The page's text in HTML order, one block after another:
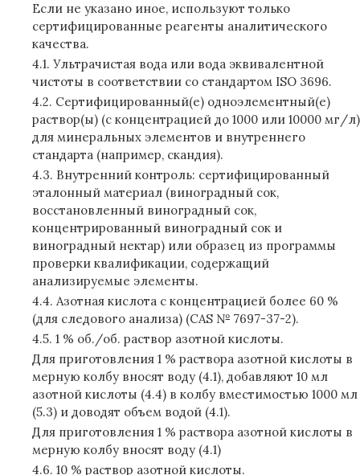
Если не указано иное, используют только
сертифицированные реагенты аналитического
качества.
4.1. Ультрачистая вода или вода эквивалентной
чистоты в соответствии со стандартом ISO 3696.
4.2. Сертифицированный(е) одноэлементный(е)
раствор(ы) (с концентрацией до 1000 или 10000 мг/л)
для минеральных элементов и внутреннего
стандарта (например, скандия).
4.3. Внутренний контроль: сертифицированный
эталонный материал (виноградный сок,
восстановленный виноградный сок,
концентрированный виноградный сок и
виноградный нектар) или образец из программы
проверки квалификации, содержащий
анализируемые элементы.
4.4. Азотная кислота с концентрацией более 60 %
(для следового анализа) (CAS № 7697-37-2).
4.5. 1 % об./об. раствор азотной кислоты.
Для приготовления 1 % раствора азотной кислоты в
мерную колбу вносят воду (4.1), добавляют 10 мл
азотной кислоты (4.4) в колбу вместимостью 1000 мл
(5.3) и доводят объем водой (4.1).
Для приготовления 1 % раствора азотной кислоты в
мерную колбу вносят воду (4.1)
4.6. 10 % раствор азотной кислоты.